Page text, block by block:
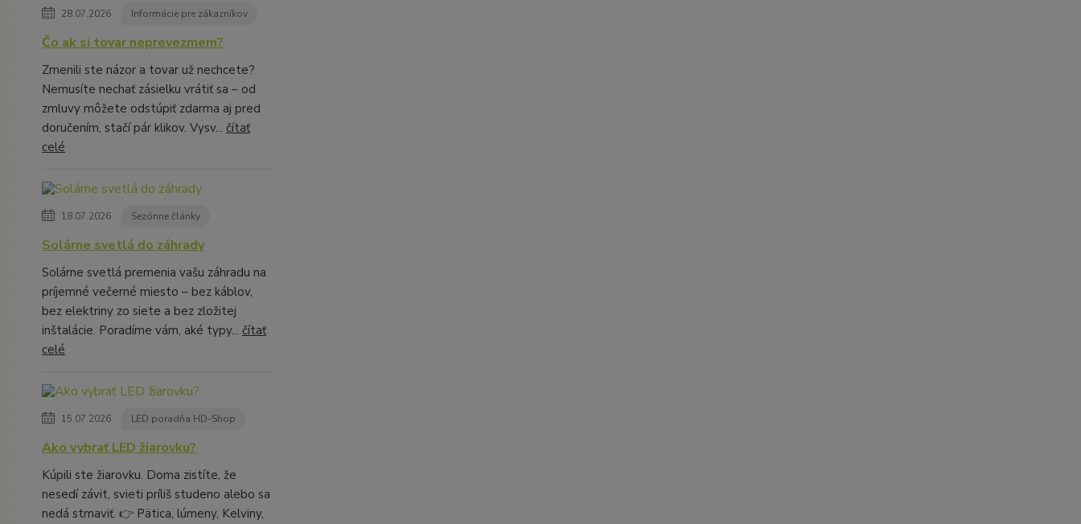
28.07.2026 Informácie pre zákazníkov
Čo ak si tovar neprevezmem?
Zmenili ste názor a tovar už nechcete?
Nemusíte nechať zásielku vrátiť sa – od
zmluvy môžete odstúpiť zdarma aj pred
doručením, stačí pár klikov. Vysv... čítať
celé
18.07.2026 Sezónne články
Solárne svetlá do záhrady
Solárne svetlá premenia vašu záhradu na
príjemné večerné miesto – bez káblov,
bez elektriny zo siete a bez zložitej
inštalácie. Poradíme vám, aké typy... čítať
celé
15.07.2026 LED poradňa HD-Shop
Ako vybrať LED žiarovku?
Kúpili ste žiarovku. Doma zistíte, že
nesedí závit, svieti príliš studeno alebo sa
nedá stmaviť. 👉 Pätica, lúmeny, Kelviny,